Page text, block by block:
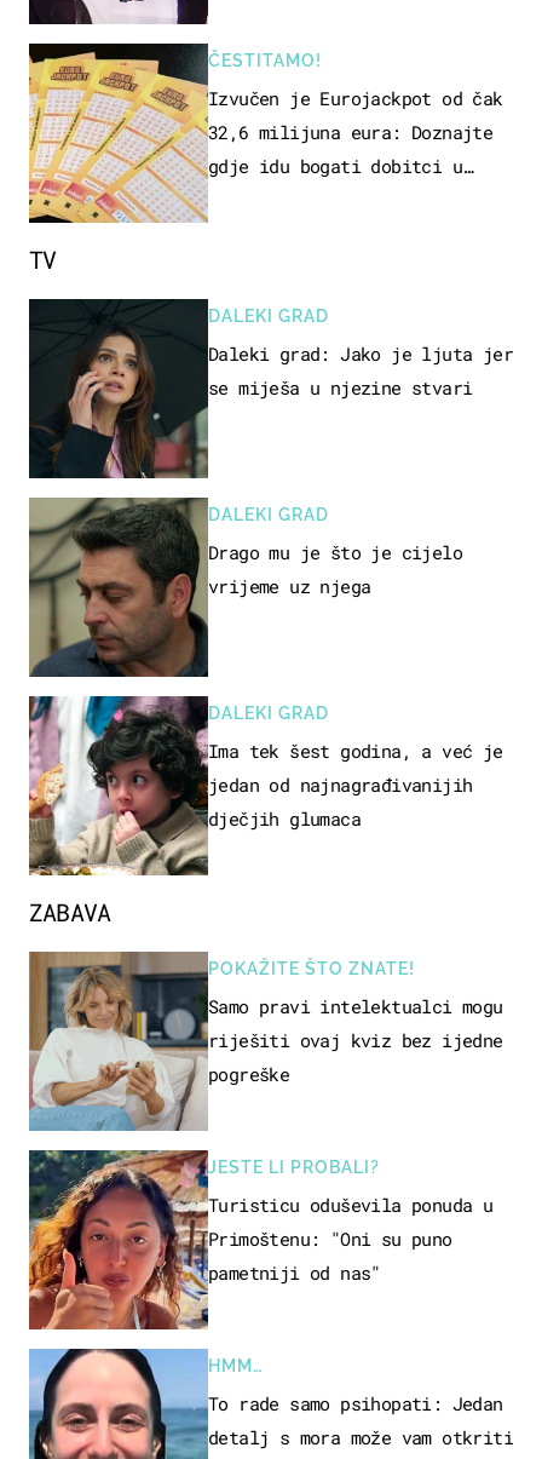
ČESTITAMO!
Izvučen je Eurojackpot od čak
32,6 milijuna eura: Doznajte
gdje idu bogati dobitci u
ZABAVA
POKAŽITE ŠTO ZNATE!
Samo pravi intelektualci mogu
riješiti ovaj kviz bez ijedne
pogreške
JESTE LI PROBALI?
Turisticu oduševila ponuda u
Primoštenu: "Oni su puno
pametniji od nas"
HMM…
To rade samo psihopati: Jedan
detalj s mora može vam otkriti
TV
DALEKI GRAD
Daleki grad: Jako je ljuta jer
se miješa u njezine stvari
DALEKI GRAD
Drago mu je što je cijelo
vrijeme uz njega
DALEKI GRAD
Ima tek šest godina, a već je
jedan od najnagrađivanijih
dječjih glumaca